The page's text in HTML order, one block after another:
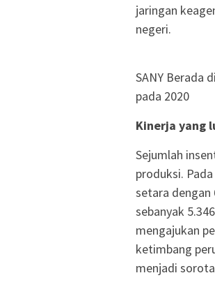
jaringan
negeri.
SANY Berada
pada 2020
Kinerja yang
Sejumlah
produksi.
setara dengan
sebanyak
mengajukan
ketimbang
menjadi